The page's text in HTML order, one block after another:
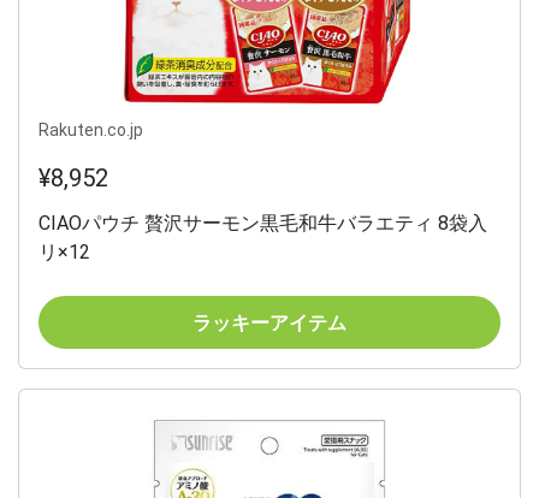
Rakuten.co.jp
¥8,952
CIAOパウチ 贅沢サーモン黒毛和牛バラエティ 8袋入
リ×12
ラッキーアイテム